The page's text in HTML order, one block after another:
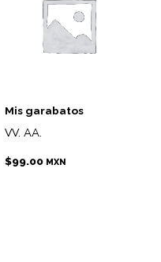
Mis garabatos
VV. AA.
$99.00 MXN